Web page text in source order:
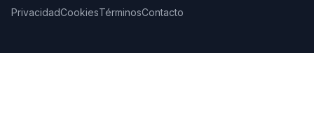
PrivacidadCookiesTérminosContacto